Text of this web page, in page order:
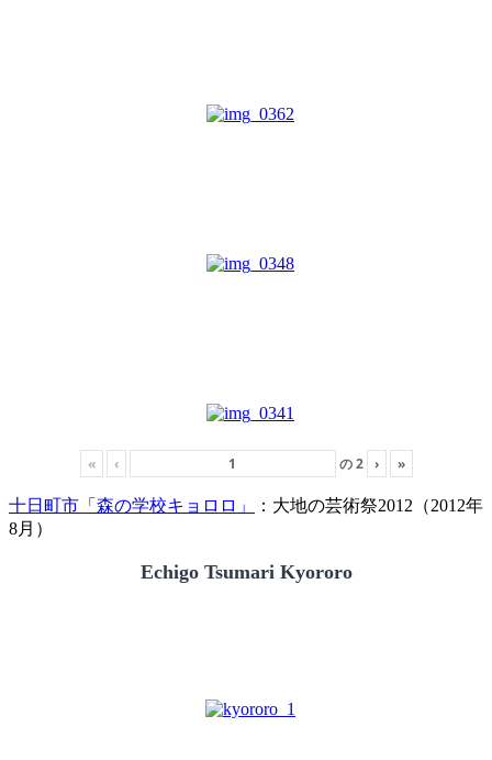
« ‹ の2 › »
十日町市「森の学校キョロロ」
：大地の芸術祭2012（2012年
8月）
Echigo Tsumari Kyororo